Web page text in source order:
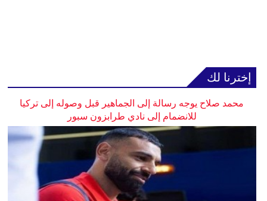
إخترنا لك
محمد صلاح يوجه رسالة إلى الجماهير قبل وصوله إلى تركيا
للانضمام إلى نادي طرابزون سبور